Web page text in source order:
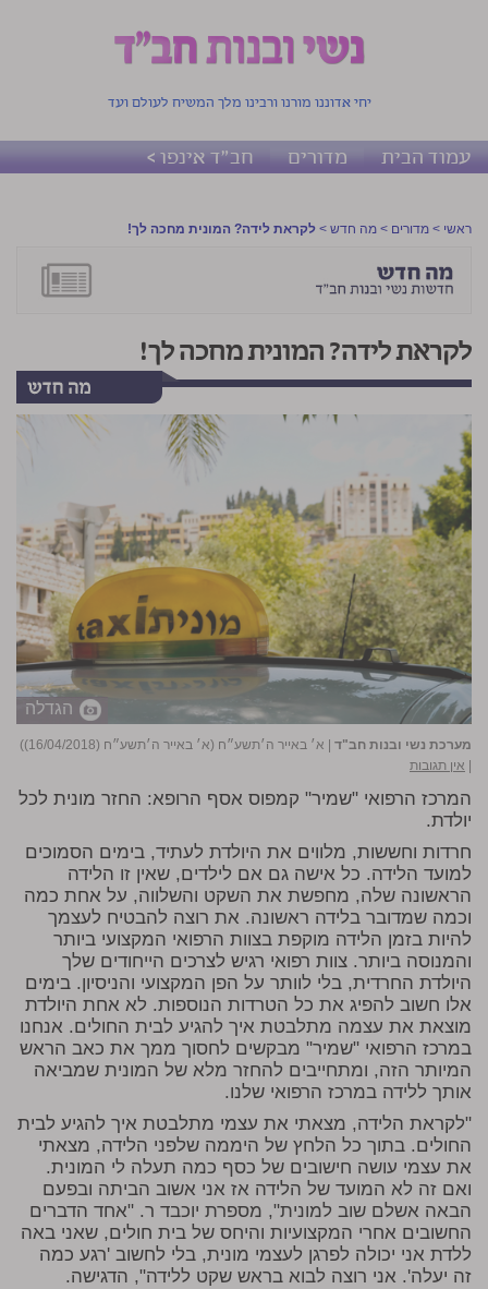
יחי אדוננו מורנו ורבינו מלך המשיח לעולם ועד
עמוד הבית מדורים חב"ד אינפו >
ראשי > מדורים > מה חדש > לקראת לידה? המונית מחכה לך!
לקראת לידה? המונית מחכה לך!
הגדלה
מערכת נשי ובנות חב"ד
א׳ באייר ה׳תשע״ח (א׳ באייר ה׳תשע״ח (16/04/2018))
אין תגובות
המרכז הרפואי "שמיר" קמפוס אסף הרופא: החזר מונית לכל
יולדת.
חרדות וחששות, מלווים את היולדת לעתיד, בימים הסמוכים
למועד הלידה. כל אישה גם אם לילדים, שאין זו הלידה
הראשונה שלה, מחפשת את השקט והשלווה, על אחת כמה
וכמה שמדובר בלידה ראשונה. את רוצה להבטיח לעצמך
להיות בזמן הלידה מוקפת בצוות הרפואי המקצועי ביותר
והמנוסה ביותר. צוות רפואי רגיש לצרכים הייחודים שלך
היולדת החרדית, בלי לוותר על הפן המקצועי והניסיון. בימים
אלו חשוב להפיג את כל הטרדות הנוספות. לא אחת היולדת
מוצאת את עצמה מתלבטת איך להגיע לבית החולים. אנחנו
במרכז הרפואי "שמיר" מבקשים לחסוך ממך את כאב הראש
המיותר הזה, ומתחייבים להחזר מלא של המונית שמביאה
אותך ללידה במרכז הרפואי שלנו.
"לקראת הלידה, מצאתי את עצמי מתלבטת איך להגיע לבית
החולים. בתוך כל הלחץ של היממה שלפני הלידה, מצאתי
את עצמי עושה חישובים של כסף כמה תעלה לי המונית.
ואם זה לא המועד של הלידה אז אני אשוב הביתה ובפעם
הבאה אשלם שוב למונית", מספרת יוכבד ר. "אחד הדברים
החשובים אחרי המקצועיות והיחס של בית חולים, שאני באה
ללדת אני יכולה לפרגן לעצמי מונית, בלי לחשוב 'רגע כמה
זה יעלה'. אני רוצה לבוא בראש שקט ללידה", הדגישה.